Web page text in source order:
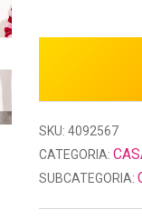
SKU: 4092567
CATEGORIA:
SUBCATEGORIA: